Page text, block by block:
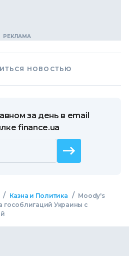
НОВОСТЬЮ
за день в email
finance.ua
/ Казна и Политика / Moody's
гособлигаций Украины с